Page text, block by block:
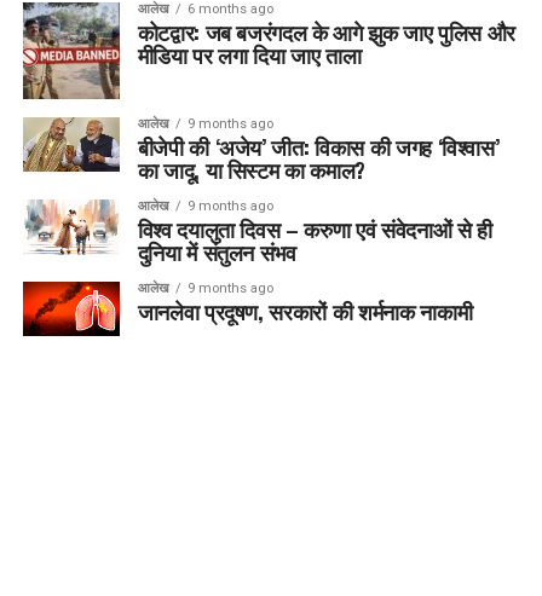
आलेख 6 months ago
कोटद्वार: जब बजरंगदल के आगे झुक जाए पुलिस और
मीडिया पर लगा दिया जाए ताला
आलेख 9 months ago
बीजेपी की ‘अजेय’ जीत: विकास की जगह ‘विश्वास’
का जादू, या सिस्टम का कमाल?
आलेख 9 months ago
विश्व दयालुता दिवस – करुणा एवं संवेदनाओं से ही
दुनिया में संतुलन संभव
आलेख 9 months ago
जानलेवा प्रदूषण, सरकारों की शर्मनाक नाकामी